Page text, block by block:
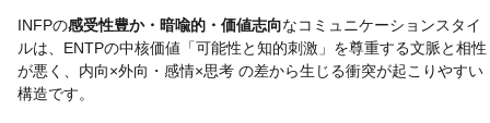
INFPの感受性豊か・暗喩的・価値志向なコミュニケーションスタイ
ルは、 ENTPの中核価値「可能性と知的刺激 」を尊重する文脈と相性
が悪く、 内向×外向・感情×思考 の差から生じる衝突が起こりやすい
構造です。